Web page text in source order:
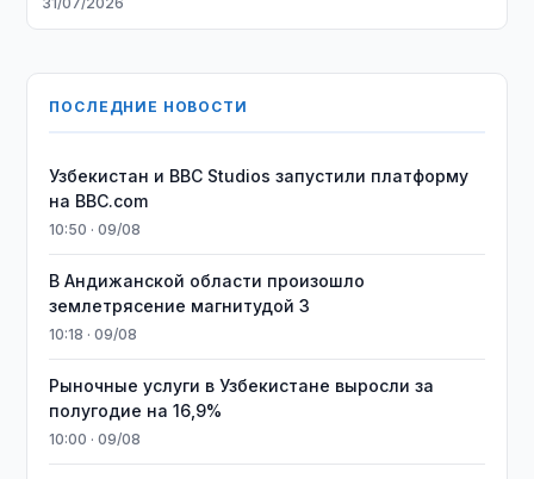
ПОСЛЕДНИЕ НОВОСТИ
Узбекистан и BBC Studios запустили платформу
на BBC.com
10:50 · 09/08
В Андижанской области произошло
землетрясение магнитудой 3
10:18 · 09/08
Рыночные услуги в Узбекистане выросли за
полугодие на 16,9%
10:00 · 09/08